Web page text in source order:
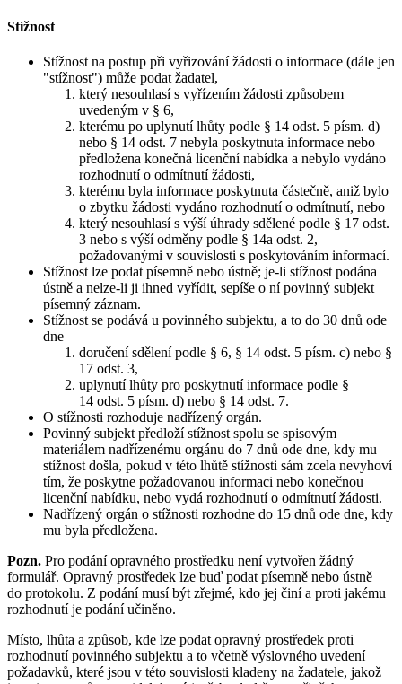
Stížnost
Stížnost na postup při vyřizování žádosti o informace (dále jen
"stížnost") může podat žadatel,
který nesouhlasí s vyřízením žádosti způsobem
uvedeným v § 6,
kterému po uplynutí lhůty podle § 14 odst. 5 písm. d)
nebo § 14 odst. 7 nebyla poskytnuta informace nebo
předložena konečná licenční nabídka a nebylo vydáno
rozhodnutí o odmítnutí žádosti,
kterému byla informace poskytnuta částečně, aniž bylo
o zbytku žádosti vydáno rozhodnutí o odmítnutí, nebo
který nesouhlasí s výší úhrady sdělené podle § 17 odst.
3 nebo s výší odměny podle § 14a odst. 2,
požadovanými v souvislosti s poskytováním informací.
Stížnost lze podat písemně nebo ústně; je-li stížnost podána
ústně a nelze-li ji ihned vyřídit, sepíše o ní povinný subjekt
písemný záznam.
Stížnost se podává u povinného subjektu, a to do 30 dnů ode
dne
doručení sdělení podle § 6, § 14 odst. 5 písm. c) nebo §
17 odst. 3,
uplynutí lhůty pro poskytnutí informace podle §
14 odst. 5 písm. d) nebo § 14 odst. 7.
O stížnosti rozhoduje nadřízený orgán.
Povinný subjekt předloží stížnost spolu se spisovým
materiálem nadřízenému orgánu do 7 dnů ode dne, kdy mu
stížnost došla, pokud v této lhůtě stížnosti sám zcela nevyhoví
tím, že poskytne požadovanou informaci nebo konečnou
licenční nabídku, nebo vydá rozhodnutí o odmítnutí žádosti.
Nadřízený orgán o stížnosti rozhodne do 15 dnů ode dne, kdy
mu byla předložena.
Pozn. Pro podání opravného prostředku není vytvořen žádný
formulář. Opravný prostředek lze buď podat písemně nebo ústně
do protokolu. Z podání musí být zřejmé, kdo jej činí a proti jakému
rozhodnutí je podání učiněno.
Místo, lhůta a způsob, kde lze podat opravný prostředek proti
rozhodnutí povinného subjektu a to včetně výslovného uvedení
požadavků, které jsou v této souvislosti kladeny na žadatele, jakož